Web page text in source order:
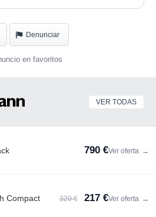
Denunciar
en favoritos
VER TODAS
790 €Ver oferta →
Compact 320 € 217 €Ver oferta →